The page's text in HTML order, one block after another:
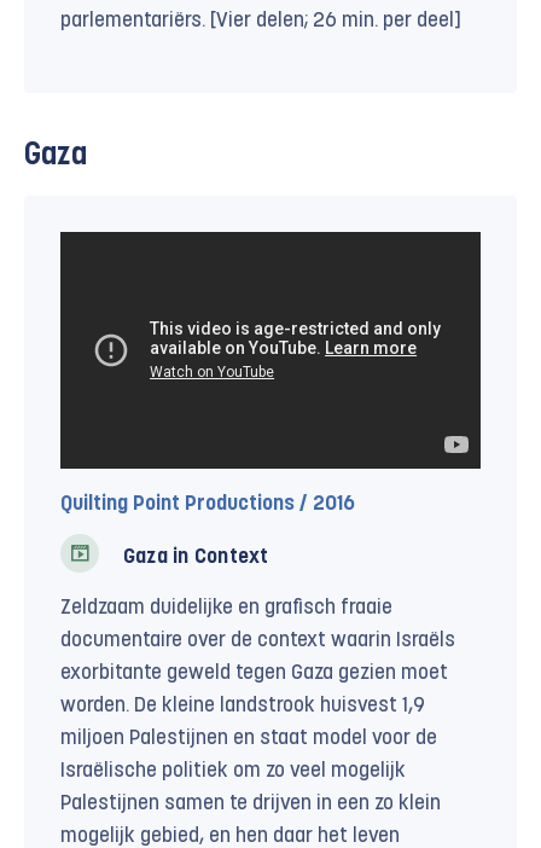
parlementariërs. [Vier delen; 26 min. per deel]
Gaza
Quilting Point Productions / 2016
Gaza in Context
Zeldzaam duidelijke en grafisch fraaie
documentaire over de context waarin Israëls
exorbitante geweld tegen Gaza gezien moet
worden. De kleine landstrook huisvest 1,9
miljoen Palestijnen en staat model voor de
Israëlische politiek om zo veel mogelijk
Palestijnen samen te drijven in een zo klein
mogelijk gebied, en hen daar het leven